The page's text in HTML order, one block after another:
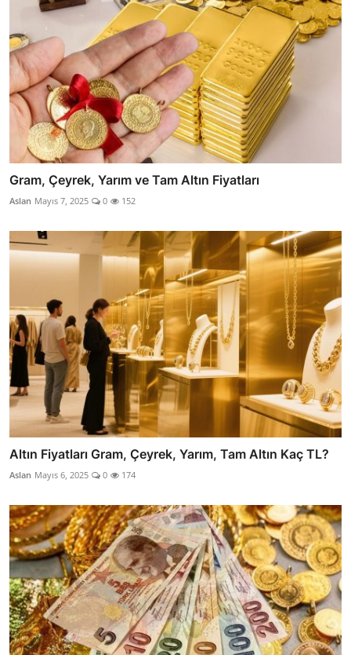
Gram, Çeyrek, Yarım ve Tam Altın Fiyatları
Aslan Mayıs 7, 2025 0 152
Altın Fiyatları Gram, Çeyrek, Yarım, Tam Altın Kaç TL?
Aslan Mayıs 6, 2025 0 174